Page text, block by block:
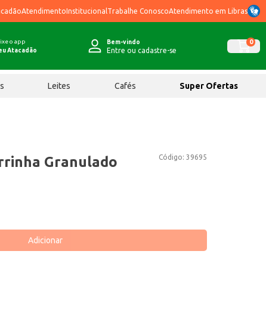
AtendimentoInstitucional Trabalhe ConoscoAtendimento em Libras
o app
Atacadão
Bem-vindo
Entre ou cadastre-se
0
Leites Cafés Super Ofertas
Código: 39695
Granulado
Adicionar